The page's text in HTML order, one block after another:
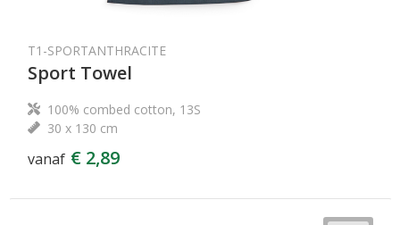
T1-SPORTANTHRACITE
Sport Towel
100% combed cotton, 13S
30 x 130 cm
vanaf € 2,89